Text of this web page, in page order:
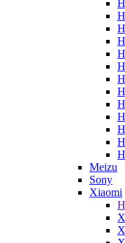
Meizu
Sony
Xiaomi